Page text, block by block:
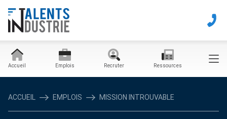
Accueil Emplois Recruter Ressources
ACCUEIL EMPLOIS MISSION INTROUVABLE